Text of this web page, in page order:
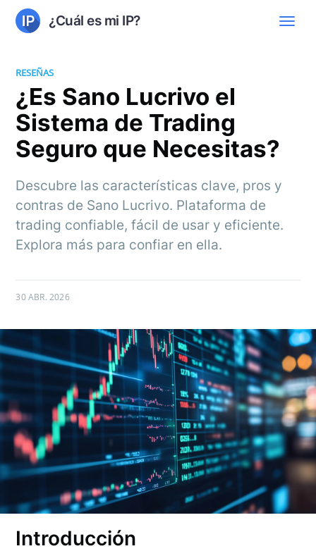
¿Cuál es mi IP?
RESEÑAS
¿Es Sano Lucrivo el
Sistema de Trading
Seguro que Necesitas?
Descubre las características clave, pros y
contras de Sano Lucrivo. Plataforma de
trading confiable, fácil de usar y eficiente.
Explora más para confiar en ella.
30 ABR. 2026
Introducción